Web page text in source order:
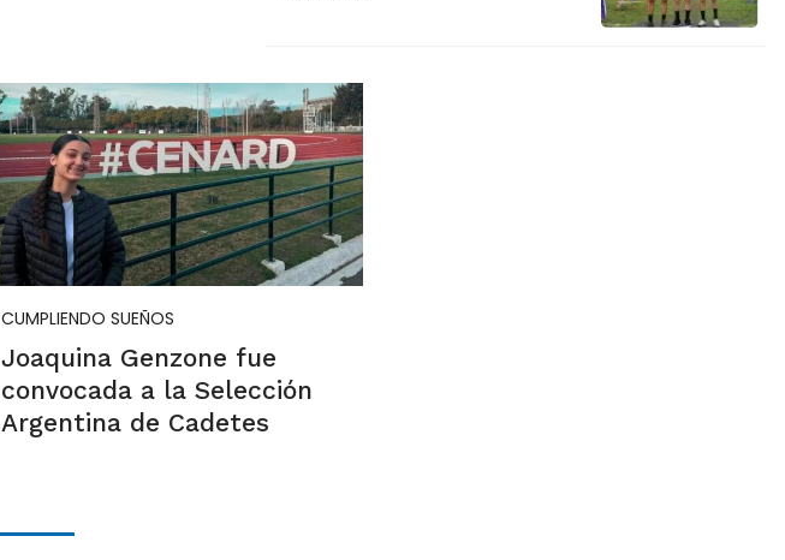
CUMPLIENDO SUEÑOS
Joaquina Genzone fue
convocada a la Selección
Argentina de Cadetes